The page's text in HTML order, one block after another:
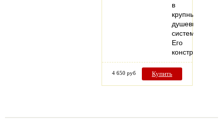
в
крупных
душевых
системах.
Его
конструкция…
4 650 руб Купить